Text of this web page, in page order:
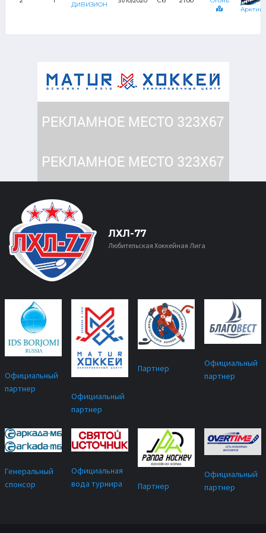
ДИВИЗИОН
Арктика
ЛХЛ-77
Любительская Хоккейная Лига
Официальный
партнер
Официальный
партнер
Партнер
Официальный
партнер
Генеральный
спонсор
Официальная
вода турнира
Партнер
Официальный
партнер